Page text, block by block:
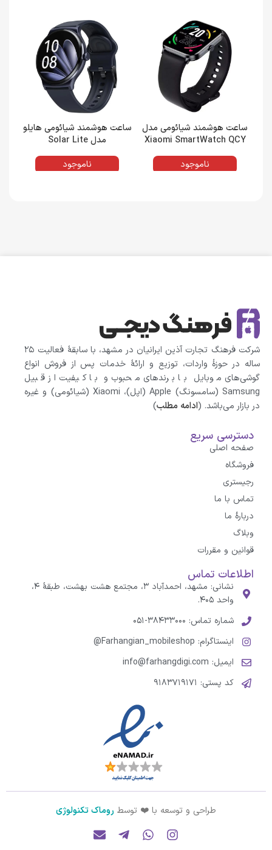
ساعت هوشمند شیائومی مدل
Xiaomi SmartWatch QCY
ناموجود
ساعت هوشمند شیائومی هایلو
مدل Solar Lite
ناموجود
شرکت فرهنگ تجارت آذین ایرانیان در مشهد، با سابقهٔ فعالیت ۲۵
ساله در حوزهٔ واردات، توزیع و ارائهٔ خدمات پس از فروش انواع
گوشی‌های موبایل با برندهای محبوب و با کیفیت از قبیل
Samsung (سامسونگ) Apple (اپل)، Xiaomi (شیائومی)‌ و غیره
در بازار می‌باشد. (ادامه مطلب)
دسترسی سریع
صفحه اصلی
فروشگاه
رجیستری
تماس با ما
درباره‌ٔ ما
وبلاگ
قوانین و مقررات
اطلاعات تماس
نشانی: مشهد، احمدآباد ۳، مجتمع هشت بهشت، طبقهٔ ۴،
واحد ۴۰۵.
شماره تماس: ۳۸۴۳۳۰۰۰-۰۵۱
اینستاگرام: Farhangian_mobileshop@
ایمیل: info@farhangdigi.com
کد پستی: ۹۱۸۳۷۱۹۱۷۱
طراحی و توسعه با ❤️ توسط روماک تکنولوژی